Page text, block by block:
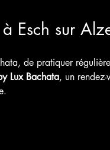
Esch sur
de pratiquer
Lux Bachata, un